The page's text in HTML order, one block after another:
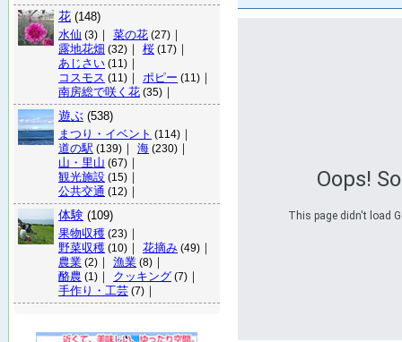
花 (148)
水仙 (3) ｜ 菜の花 (27) ｜
露地花畑 (32) ｜ 桜 (17) ｜
あじさい (11) ｜
コスモス (11) ｜ ポピー (11) ｜
南房総で咲く花 (35) ｜
遊ぶ (538)
まつり・イベント (114) ｜
道の駅 (139) ｜ 海 (230) ｜
山・里山 (67) ｜
観光施設 (15) ｜
公共交通 (12) ｜
体験 (109)
果物収穫 (23) ｜
野菜収穫 (10) ｜ 花摘み (49) ｜
農業 (2) ｜ 漁業 (8) ｜
酪農 (1) ｜ クッキング (7) ｜
手作り・工芸 (7) ｜
Oops!
This page didn't load